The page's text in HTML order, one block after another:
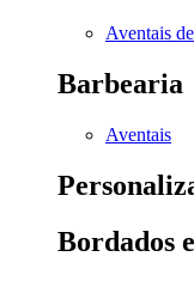
Aventais
Barbearia
Aventais
Bordados